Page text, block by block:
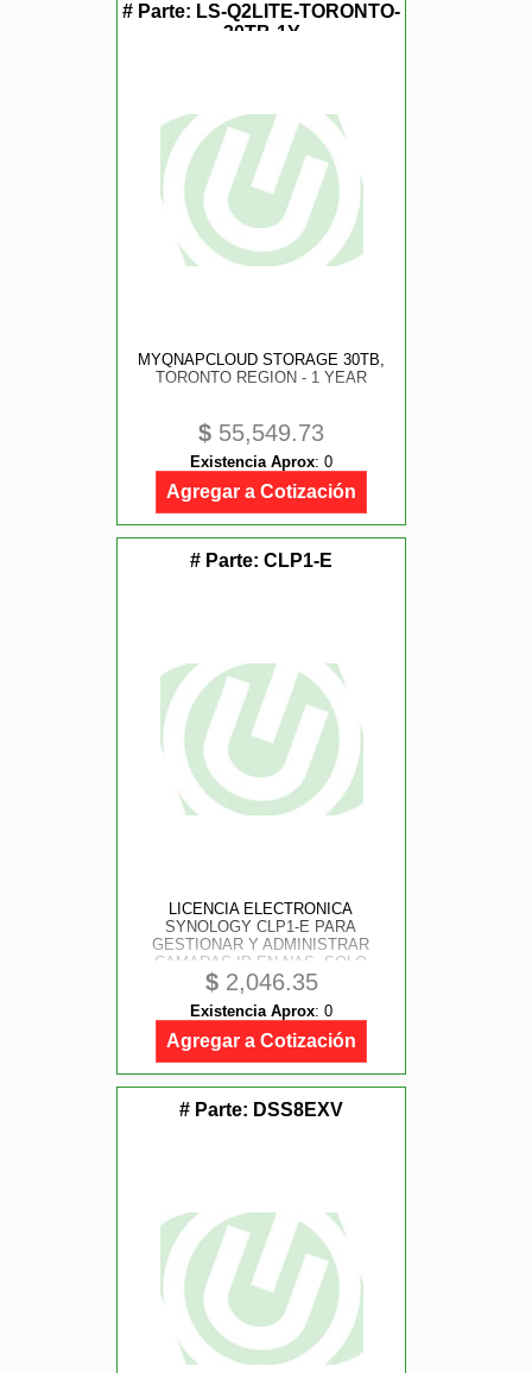
# Parte: LS-Q2LITE-TORONTO-
30TB-1Y
MYQNAPCLOUD STORAGE 30TB,
TORONTO REGION - 1 YEAR
$ 55,549.73
Existencia Aprox: 0
Agregar a Cotización
# Parte: CLP1-E
LICENCIA ELECTRONICA
SYNOLOGY CLP1-E PARA
GESTIONAR Y ADMINISTRAR
CAMARAS IP EN NAS, SOLO
INCLUYE 1 LICENCIA
$2,046.35
Existencia Aprox: 0
Agregar a Cotización
# Parte: DSS8EXV